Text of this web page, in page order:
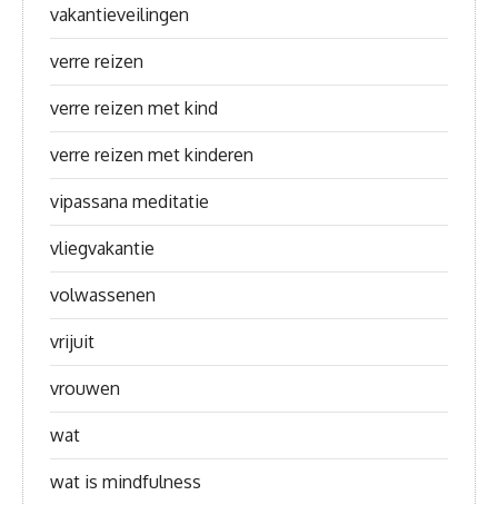
vakantieveilingen
verre reizen
verre reizen met kind
verre reizen met kinderen
vipassana meditatie
vliegvakantie
volwassenen
vrijuit
vrouwen
wat
wat is mindfulness